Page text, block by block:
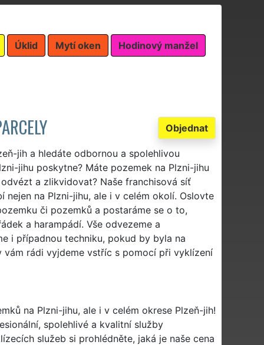
Úklid Mytí oken Hodinový manžel
Objednat
jih a hledáte odbornou a spolehlivou
jihu poskytne? Máte pozemek na Plzni-jihu
a zlikvidovat? Naše franchisová síť
nejen na Plzni-jihu, ale i v celém okolí. Oslovte
či pozemků a postaráme se o to,
a harampádí. Vše odvezeme a
i případnou techniku, pokud by byla na
rádi vyjdeme vstříc s pomocí při vyklízení
na Plzni-jihu, ale i v celém okrese Plzeň-jih!
spolehlivé a kvalitní služby
služeb si prohlédněte, jaká je naše cena